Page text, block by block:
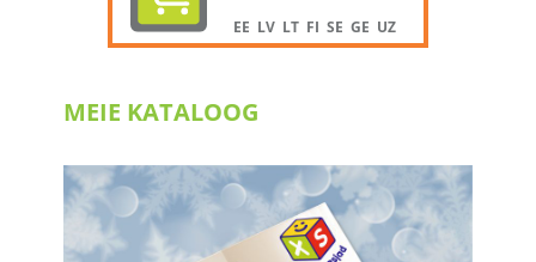
EE LV LT FI SE GE UZ
MEIE KATALOOG